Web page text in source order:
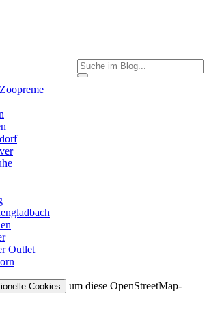
Outlet
Cookies
um diese OpenStreetMap-